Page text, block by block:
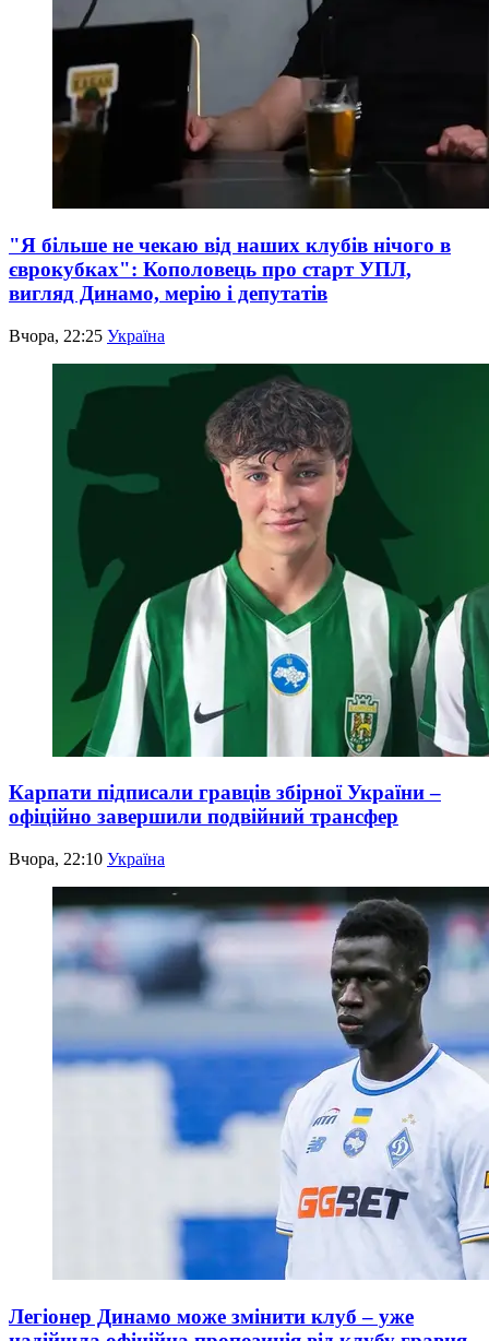
"Я більше не чекаю від наших клубів нічого в
єврокубках": Кополовець про старт УПЛ,
вигляд Динамо, мерію і депутатів
Вчора, 22:25 Україна
Карпати підписали гравців збірної України –
офіційно завершили подвійний трансфер
Вчора, 22:10 Україна
Легіонер Динамо може змінити клуб – уже